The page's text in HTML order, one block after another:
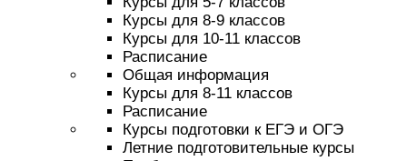
Курсы для 8-9 классов
Курсы для 10-11 классов
Расписание
Общая информация
Курсы для 8-11 классов
Расписание
Курсы подготовки к ЕГЭ и ОГЭ
Летние подготовительные курсы